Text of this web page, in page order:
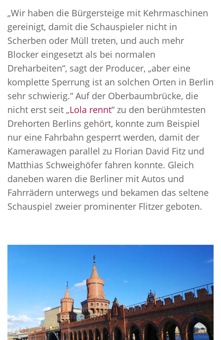
„Wir haben die Bürgersteige mit Kehrmaschinen
gereinigt, damit die Schauspieler nicht in
Scherben oder Müll treten, und auch mehr
Blocker eingesetzt als bei normalen
Dreharbeiten“, sagt der Producer, „aber eine
komplette Sperrung ist an solchen Orten in Berlin
sehr schwierig.“ Auf der Oberbaumbrücke, die
nicht erst seit „Lola rennt“ zu den berühmtesten
Drehorten Berlins gehört, konnte zum Beispiel
nur eine Fahrbahn gesperrt werden, damit der
Kamerawagen parallel zu Florian David Fitz und
Matthias Schweighöfer fahren konnte. Gleich
daneben waren die Berliner mit Autos und
Fahrrädern unterwegs und bekamen das seltene
Schauspiel zweier prominenter Flitzer geboten.